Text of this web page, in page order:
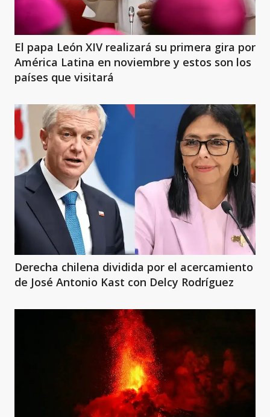
El papa León XIV realizará su primera gira por
América Latina en noviembre y estos son los
países que visitará
Derecha chilena dividida por el acercamiento
de José Antonio Kast con Delcy Rodríguez